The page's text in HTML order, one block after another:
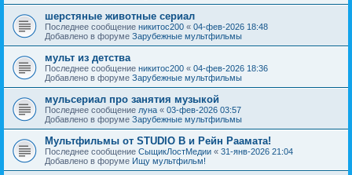
шерстяные животные сериал
Последнее сообщение никитос200 « 04-фев-2026 18:48
Добавлено в форуме Зарубежные мультфильмы
мульт из детства
Последнее сообщение никитос200 « 04-фев-2026 18:36
Добавлено в форуме Зарубежные мультфильмы
мульсериал про занятия музыкой
Последнее сообщение луна « 03-фев-2026 03:57
Добавлено в форуме Зарубежные мультфильмы
Мультфильмы от STUDIO B и Рейн Раамата!
Последнее сообщение СыщикЛостМедии « 31-янв-2026 21:04
Добавлено в форуме Ищу мультфильм!